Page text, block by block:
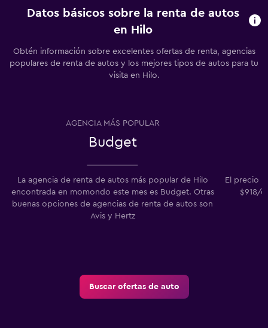
Datos básicos sobre la renta de autos
en Hilo
Obtén información sobre excelentes ofertas de renta, agencias
populares de renta de autos y los mejores tipos de autos para tu
visita en Hilo.
AGENCIA MÁS POPULAR
Budget
La agencia de renta de autos más popular de Hilo
encontrada en momondo este mes es Budget. Otras
buenas opciones de agencias de renta de autos son
Avis y Hertz
El precio
$918/
Buscar ofertas de auto